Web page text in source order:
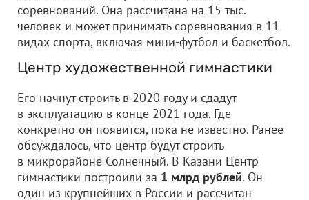
соревнований. Она рассчитана на 15 тыс.
человек и может принимать соревнования в 11
видах спорта, включая мини-футбол и баскетбол.
Центр художественной гимнастики
Его начнут строить в 2020 году и сдадут
в эксплуатацию в конце 2021 года. Где
конкретно он появится, пока не известно. Ранее
обсуждалось, что центр будут строить
в микрорайоне Солнечный. В Казани Центр
гимнастики построили за 1 млрд рублей. Он
один из крупнейших в России и рассчитан